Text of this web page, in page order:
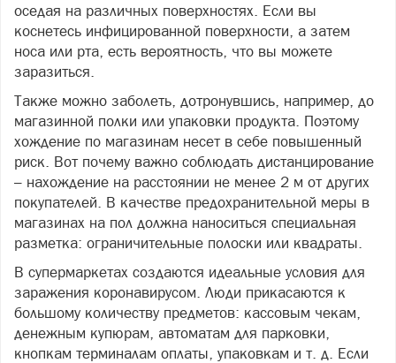
оседая на различных поверхностях. Если вы
коснетесь инфицированной поверхности, а затем
носа или рта, есть вероятность, что вы можете
заразиться.
Также можно заболеть, дотронувшись, например, до
магазинной полки или упаковки продукта. Поэтому
хождение по магазинам несет в себе повышенный
риск. Вот почему важно соблюдать дистанцирование
– нахождение на расстоянии не менее 2 м от других
покупателей. В качестве предохранительной меры в
магазинах на пол должна наноситься специальная
разметка: ограничительные полоски или квадраты.
В супермаркетах создаются идеальные условия для
заражения коронавирусом. Люди прикасаются к
большому количеству предметов: кассовым чекам,
денежным купюрам, автоматам для парковки,
кнопкам терминалам оплаты, упаковкам и т. д. Если